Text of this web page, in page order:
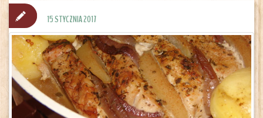
15 STYCZNIA 2017